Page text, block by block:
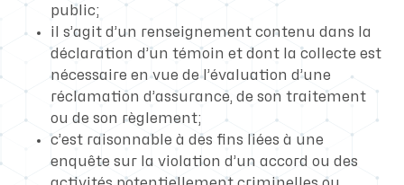
public;
il s’agit d’un renseignement contenu dans la
déclaration d’un témoin et dont la collecte est
nécessaire en vue de l’évaluation d’une
réclamation d’assurance, de son traitement
ou de son règlement;
c’est raisonnable à des fins liées à une
enquête sur la violation d’un accord ou des